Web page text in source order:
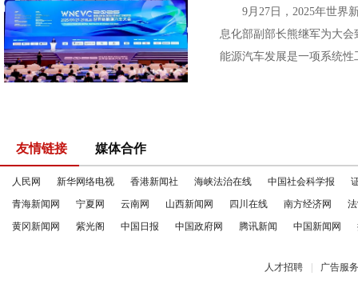
9月27日，2025年世界新
息化部副部长熊继军为大
能源汽车发展是一项系统
友情链接 媒体合作
人民网 新华网络电视 香港新闻社 海峡法治在线 中国社会科学报
青海新闻网
宁夏网 云南网 山西新闻网 四川在线 南方经济网
黄冈新闻网
紫光阁 中国日报 中国政府网 腾讯新闻 中国新闻网
人才招聘 广告服务